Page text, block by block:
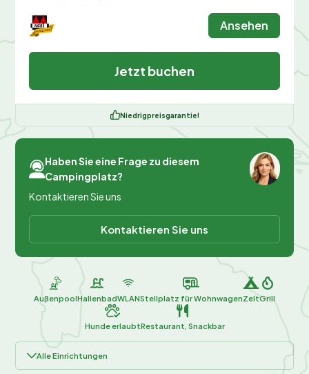
Ansehen
Jetzt buchen
Niedrigpreisgarantie!
Haben Sie eine Frage zu diesem
Campingplatz?
Kontaktieren Sie uns
Kontaktieren Sie uns
AußenpoolHallenbadWLANStellplatz für WohnwagenZeltGrill
Hunde erlaubtRestaurant, Snackbar
Alle Einrichtungen